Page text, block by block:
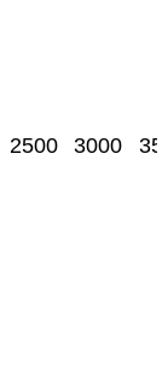
2500 3000